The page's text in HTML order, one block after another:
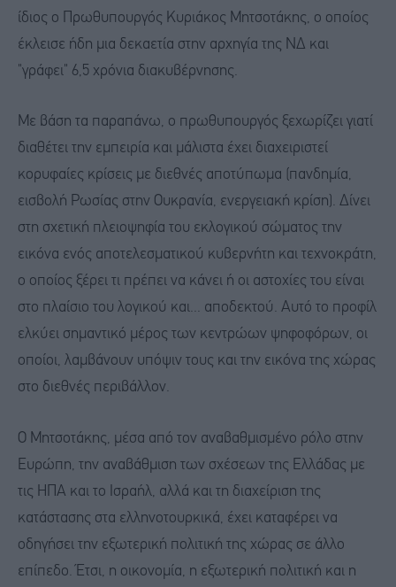
ίδιος ο Πρωθυπουργός Κυριάκος Μητσοτάκης, ο οποίος
έκλεισε ήδη μια δεκαετία στην αρχηγία της ΝΔ και
"γράφει" 6,5 χρόνια διακυβέρνησης.
Με βάση τα παραπάνω, ο πρωθυπουργός ξεχωρίζει γιατί
διαθέτει την εμπειρία και μάλιστα έχει διαχειριστεί
κορυφαίες κρίσεις με διεθνές αποτύπωμα (πανδημία,
εισβολή Ρωσίας στην Ουκρανία, ενεργειακή κρίση). Δίνει
στη σχετική πλειοψηφία του εκλογικού σώματος την
εικόνα ενός αποτελεσματικού κυβερνήτη και τεχνοκράτη,
ο οποίος ξέρει τι πρέπει να κάνει ή οι αστοχίες του είναι
στο πλαίσιο του λογικού και... αποδεκτού. Αυτό το προφίλ
ελκύει σημαντικό μέρος των κεντρώων ψηφοφόρων, οι
οποίοι, λαμβάνουν υπόψιν τους και την εικόνα της χώρας
στο διεθνές περιβάλλον.
Ο Μητσοτάκης, μέσα από τον αναβαθμισμένο ρόλο στην
Ευρώπη, την αναβάθμιση των σχέσεων της Ελλάδας με
τις ΗΠΑ και το Ισραήλ, αλλά και τη διαχείριση της
κατάστασης στα ελληνοτουρκικά, έχει καταφέρει να
οδηγήσει την εξωτερική πολιτική της χώρας σε άλλο
επίπεδο. Έτσι, η οικονομία, η εξωτερική πολιτική και η